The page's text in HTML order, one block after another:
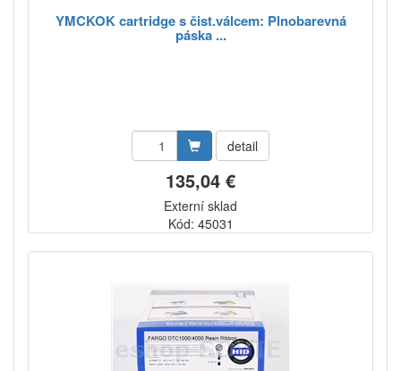
YMCKOK cartridge s čist.válcem: Plnobarevná
páska ...
detail
135,04 €
Externí sklad
Kód: 45031